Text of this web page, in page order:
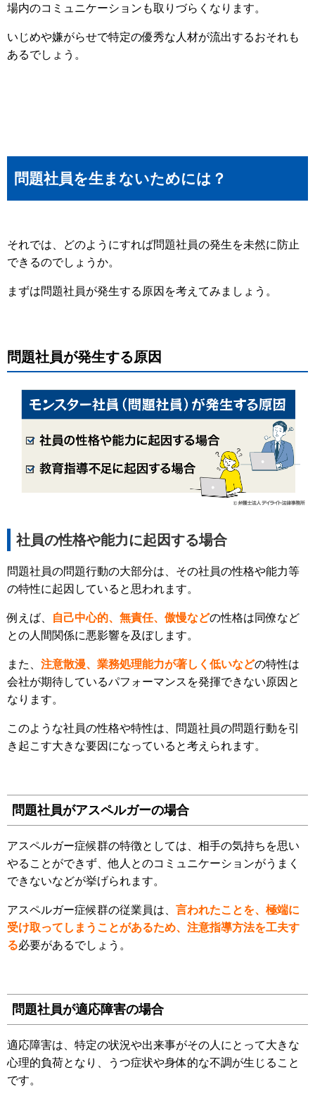
場内のコミュニケーションも取りづらくなります。
いじめや嫌がらせで特定の優秀な人材が流出するおそれも
あるでしょう。
問題社員を生まないためには？
それでは、どのようにすれば問題社員の発生を未然に防止
できるのでしょうか。
まずは問題社員が発生する原因を考えてみましょう。
問題社員が発生する原因
社員の性格や能力に起因する場合
問題社員の問題行動の大部分は、その社員の性格や能力等
の特性に起因していると思われます。
例えば、 自己中心的、無責任、傲慢などの性格は同僚など
との人間関係に悪影響を及ぼします。
また、 注意散漫、業務処理能力が著しく低いなどの特性は
会社が期待しているパフォーマンスを発揮できない原因と
なります。
このような社員の性格や特性は、問題社員の問題行動を引
き起こす大きな要因になっていると考えられます。
問題社員がアスペルガーの場合
アスペルガー症候群の特徴としては、相手の気持ちを思い
やることができず、他人とのコミュニケーションがうまく
できないなどが挙げられます。
アスペルガー症候群の従業員は、 言われたことを、極端に
受け取ってしまうことがあるため、注意指導方法を工夫す
る必要があるでしょう。
問題社員が適応障害の場合
適応障害は、特定の状況や出来事がその人にとって大きな
心理的負荷となり、うつ症状や身体的な不調が生じること
です。